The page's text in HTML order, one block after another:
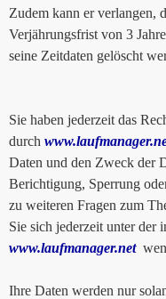
Zudem kann er verlangen,
Verjährungsfrist von 3
seine Zeitdaten gelöscht
Sie haben jederzeit das
durch
Daten und den Zweck der
Berichtigung, Sperrung
zu weiteren Fragen zum
Sie sich jederzeit unter der
www.laufmanager.net
Ihre Daten werden nur